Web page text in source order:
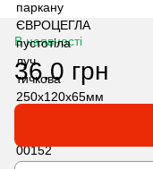
В наявності
36.0 грн